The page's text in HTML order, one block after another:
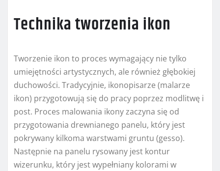
Technika tworzenia ikon
Tworzenie ikon to proces wymagający nie tylko
umiejętności artystycznych, ale również głębokiej
duchowości. Tradycyjnie, ikonopisarze (malarze
ikon) przygotowują się do pracy poprzez modlitwę i
post. Proces malowania ikony zaczyna się od
przygotowania drewnianego panelu, który jest
pokrywany kilkoma warstwami gruntu (gesso).
Następnie na panelu rysowany jest kontur
wizerunku, który jest wypełniany kolorami w